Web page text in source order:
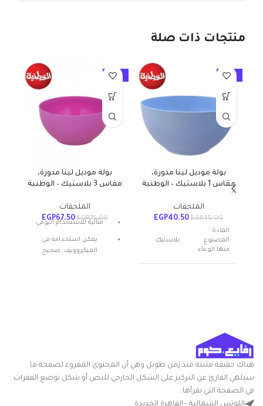
منتجات ذات صلة
-10%
بولة موديل لينا مدورة،
مقاس 1 بلاستيك – الوطنية
الملحقات
EGP45.00
EGP40.50
المادة
المصنوع
منها الوعاء
بلاستيك
اللون
شكل
السلعة
مستدير
-10%
بولة موديل لينا مدورة،
مقاس 3 بلاستيك – الوطنية
الملحقات
EGP75.00
EGP67.50
مثالية للاستخدام اليومي
يمكن استخدامه في
الميكروويف: صحيح
هناك حقيقة مثبتة منذ زمن طويل وهي أن المحتوى المقروء لصفحة ما
سيلهي القارئ عن التركيز على الشكل الخارجي للنص أو شكل توضع الفقرات
في الصفحة التي يقرأها.